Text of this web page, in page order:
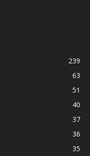
239
63
51
40
37
36
35